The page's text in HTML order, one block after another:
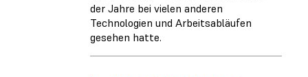
der Jahre bei vielen anderen
Technologien und Arbeitsabläufen
gesehen hatte.